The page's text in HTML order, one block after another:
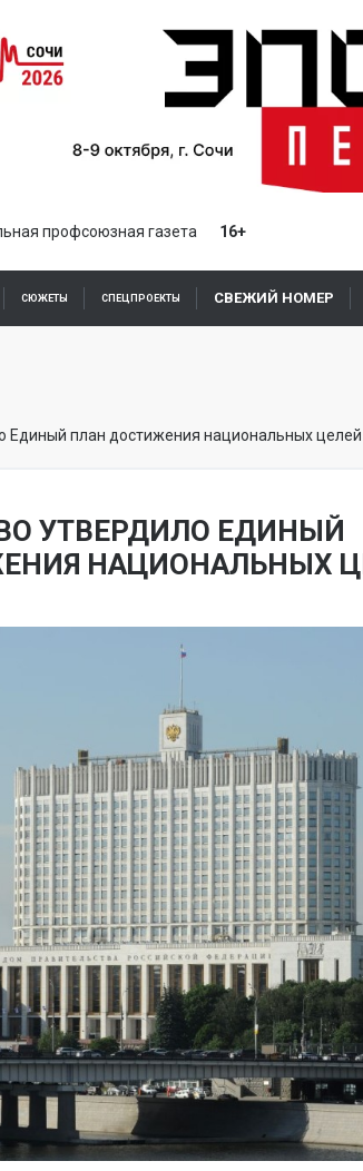
профсоюзная газета 16+
СЮЖЕТЫ СПЕЦПРОЕКТЫ СВЕЖИЙ НОМЕР
Единый план достижения национальных
УТВЕРДИЛО ЕДИНЫЙ
НАЦИОНАЛЬНЫХ